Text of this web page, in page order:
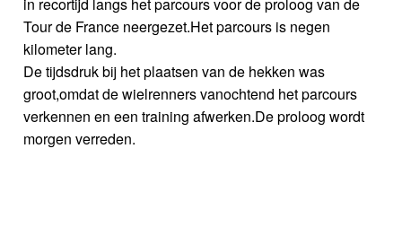
Tour de France neergezet.Het parcours is negen
kilometer lang.
De tijdsdruk bij het plaatsen van de hekken was
groot,omdat de wielrenners vanochtend het parcours
verkennen en een training afwerken.De proloog wordt
morgen verreden.